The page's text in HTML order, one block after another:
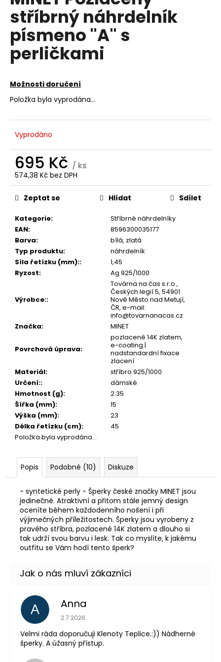
z
5
hvězdiček.
stříbrný náhrdelník
písmeno "A" s
perličkami
Možnosti doručení
Položka byla vyprodána…
Vyprodáno
695 Kč / ks
574,38 Kč bez DPH
Měrná
cena:
Kategorie:
Stříbrné náhrdelníky
EAN:
8596300035177
Barva:
bílá, zlatá
Typ produktu:
náhrdelník
Síla řetízku (mm)::
1,45
Ryzost: Ag 925/1000
Výrobce::
Továrna na čas s.r.o.,
Českých legií 5, 54901
Nové Město nad Metují,
ČR, e-mail:
info@tovarnanacas.cz
Značka: MINET
Povrchová úprava:
pozlacené 14K zlatem,
e-coating |
nadstandardní fixace
zlacení
Materiál:
stříbro 925/1000
Určení::
dámské
Hmotnost (g):
2.35
Šířka (mm):
15
Výška (mm):
23
Délka řetízku (cm):
45
Položka byla vyprodána…
Zeptat se Hlídat Sdílet
Popis Podobné (10) Diskuze
- syntetické perly - Šperky české značky MINET jsou
jedinečné. Atraktivní a přitom stále jemný design
oceníte během každodenního nošení i při
výjimečných příležitostech. Šperky jsou vyrobeny z
pravého stříbra, pozlacené 14K zlatem a dlouho si
tak udrží svou barvu i lesk. Tak co myslíte, k jakému
outfitu se Vám hodí tento šperk?
A Anna
Hodnocení obchodu je 5 z 5 hvězdiček.
2.7.2026
Velmi ráda doporučuji Klenoty Teplice.:)) Nádherné
šperky. A úžasný přístup.
a
j
t
?
D
o
p
č
u
m
e